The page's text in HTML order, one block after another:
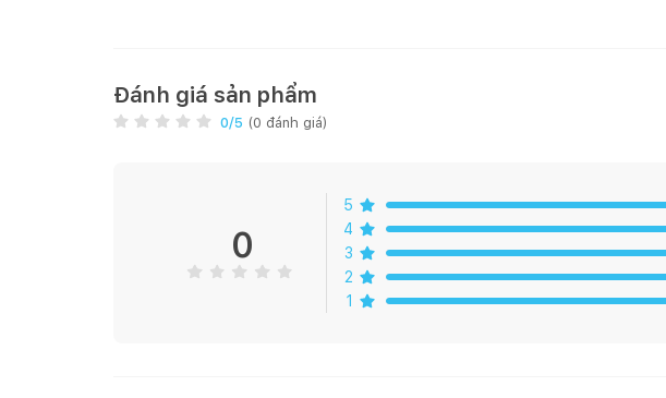
Sử dụng cho tất cá các loại bếp
Xuất xứ : Trung Quốc (theo bản quyền Malloca)
Đánh giá sản phẩm
0/5 (0 đánh giá)
0
5
4
3
2
1